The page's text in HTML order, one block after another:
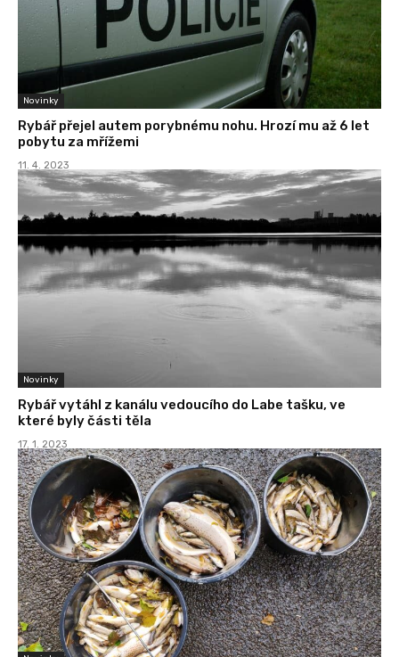
Novinky
Rybář přejel autem porybnému nohu. Hrozí mu až 6 let
pobytu za mřížemi
11. 4. 2023
Novinky
Rybář vytáhl z kanálu vedoucího do Labe tašku, ve
které byly části těla
17. 1. 2023